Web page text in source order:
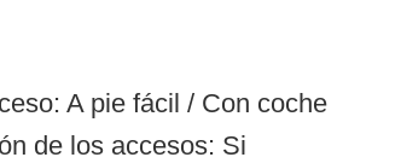
A pie fácil / Con coche
de los accesos: Si